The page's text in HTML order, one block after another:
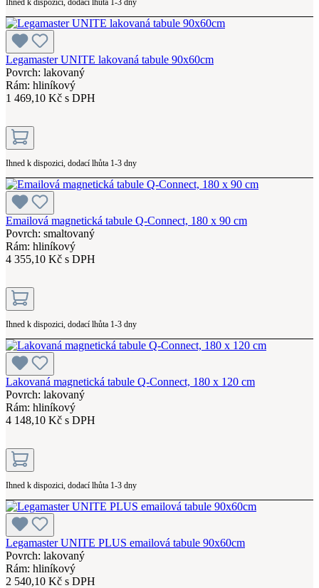
Legamaster UNITE lakovaná tabule 90x60cm
Povrch: lakovaný
Rám: hliníkový
1 469,10 Kč s DPH
Ihned k dispozici, dodací lhůta 1-3 dny
Emailová magnetická tabule Q-Connect, 180 x 90 cm
Povrch: smaltovaný
Rám: hliníkový
4 355,10 Kč s DPH
Ihned k dispozici, dodací lhůta 1-3 dny
Lakovaná magnetická tabule Q-Connect, 180 x 120 cm
Povrch: lakovaný
Rám: hliníkový
4 148,10 Kč s DPH
Ihned k dispozici, dodací lhůta 1-3 dny
Legamaster UNITE PLUS emailová tabule 90x60cm
Povrch: lakovaný
Rám: hliníkový
2 540,10 Kč s DPH